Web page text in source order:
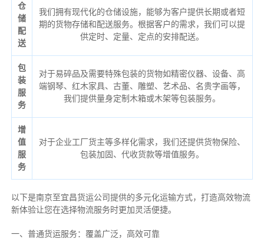
仓
储
配
送
我们拥有现代化的仓储设施，能够为客户提供长期或者短
期的货物存储和配送服务。根据客户的需求，我们可以提
供定时、定量、定点的安排配送。
包
装
服
务
对于易碎品及需要特殊包装的货物如精密仪器、设备、高
端钢琴、红木家具、古董、雕塑、艺术品、名贵字画等，
我们提供量身定制木箱或木架等包装服务。
增
值
服
务
对于企业工厂货主等多样化需求，我们还提供货物保险、
包装加固、代收货款等增值服务。
以下是南京至宜昌货运公司提供的多元化运输方式，打造高效物流
新体验让您在选择物流服务时更加灵活便捷。
一、普通货运服务：覆盖广泛，高效可靠